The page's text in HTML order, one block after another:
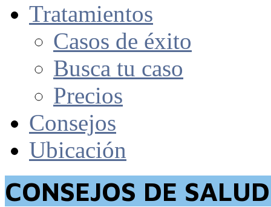
Tratamientos
Casos de éxito
Busca tu caso
Precios
Consejos
Ubicación
CONSEJOS DE